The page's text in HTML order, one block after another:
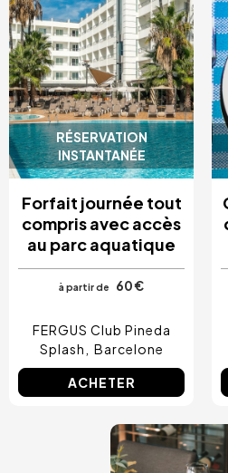
RÉSERVATION
INSTANTANÉE
Forfait journée tout
compris avec accès
au parc aquatique
à partir de 60 €
FERGUS Club Pineda
Splash
Barcelone
ACHETER
Image